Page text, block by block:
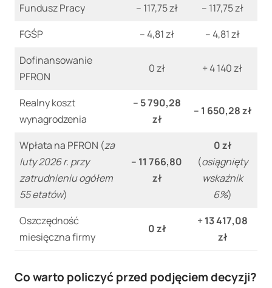
Fundusz Pracy – 117,75 zł
– 117,75 zł
FGŚP
– 4,81 zł
– 4,81 zł
Dofinansowanie
PFRON
0 zł + 4 140 zł
Realny koszt
wynagrodzenia
– 5 790,28
zł
– 1 650,28 zł
Wpłata na PFRON (za
luty 2026 r. przy
zatrudnieniu ogółem
55 etatów)
– 11 766,80
zł
0 zł
(osiągnięty
wskaźnik
6%)
Oszczędność
miesięczna firmy
0 zł
+ 13 417,08
zł
Co warto policzyć przed podjęciem decyzji?